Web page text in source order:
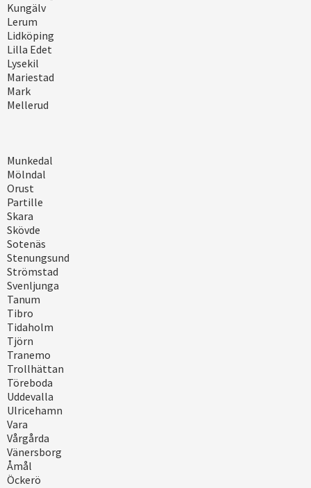
Kungälv
Lerum
Lidköping
Lilla Edet
Lysekil
Mariestad
Mark
Mellerud
Munkedal
Mölndal
Orust
Partille
Skara
Skövde
Sotenäs
Stenungsund
Strömstad
Svenljunga
Tanum
Tibro
Tidaholm
Tjörn
Tranemo
Trollhättan
Töreboda
Uddevalla
Ulricehamn
Vara
Vårgårda
Vänersborg
Åmål
Öckerö